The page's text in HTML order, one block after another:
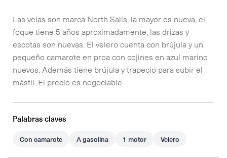
Las velas son marca North Sails, la mayor es nueva, el
foque tiene 5 años aproximadamente, las drizas y
escotas son nuevas. El velero cuenta con brújula y un
pequeño camarote en proa con cojines en azul marino
nuevos. Además tiene brújula y trapecio para subir el
mástil. El precio es negociable.
Palabras claves
Con camarote A gasolina 1 motor Velero